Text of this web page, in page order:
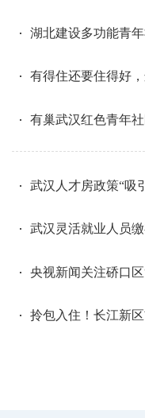
湖北建设多功能青
央视新闻关注硚口
拎包入住！长江新